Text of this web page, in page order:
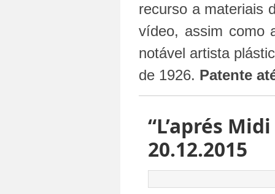
recurso a materiais
vídeo, assim como
notável artista
de 1926. Patente
“L’aprés
20.12.2015